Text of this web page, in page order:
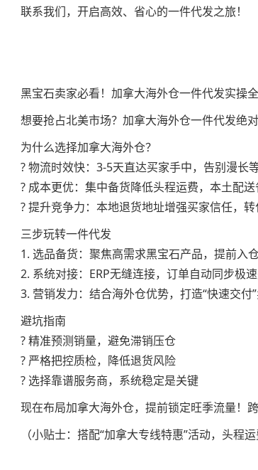
联系我们，开启高效、省心的一件代发之旅！
黑宝石卖家必看！加拿大海外仓一件代发实操
想要抢占北美市场？加拿大海外仓一件代发绝
为什么选择加拿大海外仓？
? 物流时效快：3-5天直达买家手中，告别漫长
? 成本更优：集中备货降低头程运费，本土配
? 提升竞争力：本地退货地址增强买家信任，转
三步玩转一件代发
1. 选品备货：聚焦高需求黑宝石产品，提前入
2. 系统对接：ERP无缝连接，订单自动同步极
3. 营销发力：结合海外仓优势，打造“快速交付
避坑指南
? 精准预测销量，避免滞销压仓
? 严格把控质检，降低退货风险
? 选择靠谱服务商，系统稳定是关键
现在布局加拿大海外仓，提前锁定旺季流量！
（小贴士：搭配“加拿大专线特惠”活动，头程运